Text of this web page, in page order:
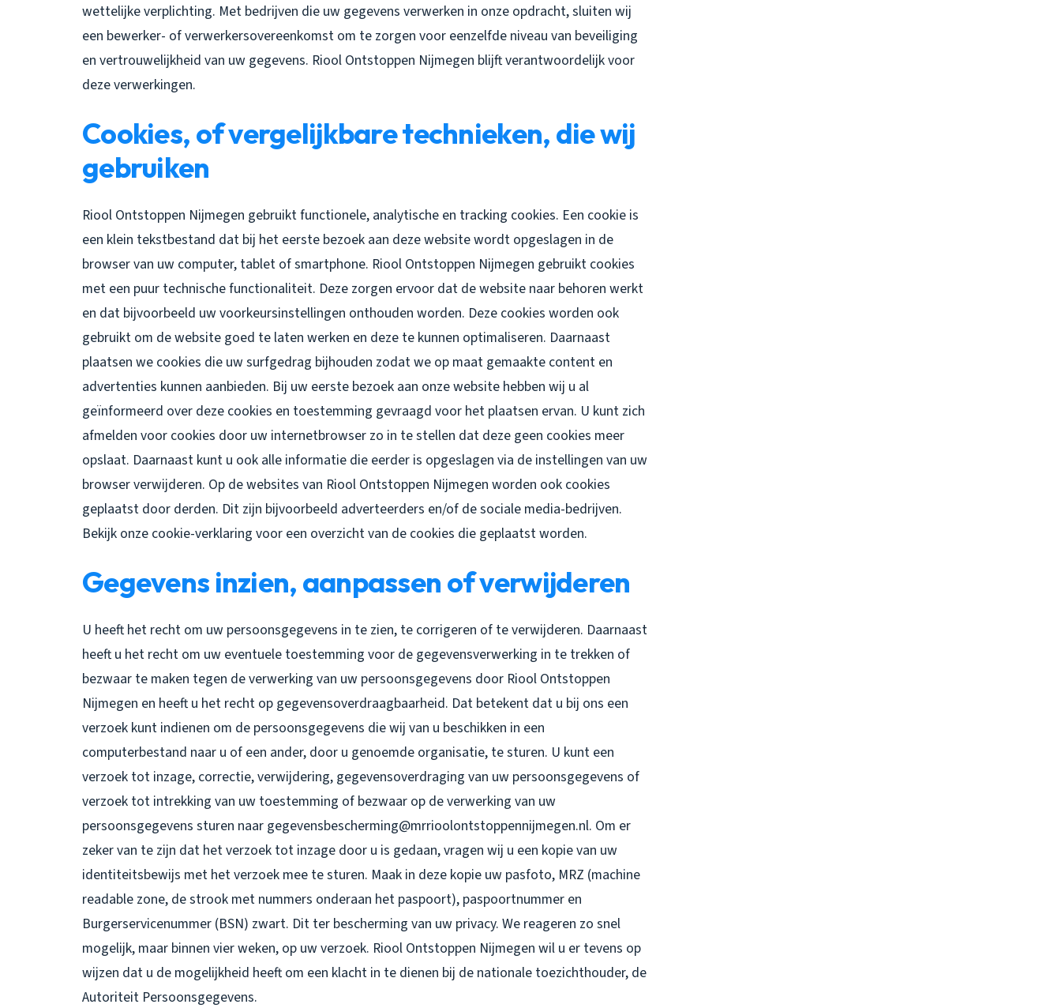
wettelijke verplichting. Met bedrijven die uw gegevens verwerken in onze opdracht, sluiten wij
een bewerker- of verwerkersovereenkomst om te zorgen voor eenzelfde niveau van beveiliging
en vertrouwelijkheid van uw gegevens. Riool Ontstoppen Nijmegen blijft verantwoordelijk voor
deze verwerkingen.
Cookies, of vergelijkbare technieken, die wij
gebruiken
Riool Ontstoppen Nijmegen gebruikt functionele, analytische en tracking cookies. Een cookie is
een klein tekstbestand dat bij het eerste bezoek aan deze website wordt opgeslagen in de
browser van uw computer, tablet of smartphone. Riool Ontstoppen Nijmegen gebruikt cookies
met een puur technische functionaliteit. Deze zorgen ervoor dat de website naar behoren werkt
en dat bijvoorbeeld uw voorkeursinstellingen onthouden worden. Deze cookies worden ook
gebruikt om de website goed te laten werken en deze te kunnen optimaliseren. Daarnaast
plaatsen we cookies die uw surfgedrag bijhouden zodat we op maat gemaakte content en
advertenties kunnen aanbieden. Bij uw eerste bezoek aan onze website hebben wij u al
geïnformeerd over deze cookies en toestemming gevraagd voor het plaatsen ervan. U kunt zich
afmelden voor cookies door uw internetbrowser zo in te stellen dat deze geen cookies meer
opslaat. Daarnaast kunt u ook alle informatie die eerder is opgeslagen via de instellingen van uw
browser verwijderen. Op de websites van Riool Ontstoppen Nijmegen worden ook cookies
geplaatst door derden. Dit zijn bijvoorbeeld adverteerders en/of de sociale media-bedrijven.
Bekijk onze cookie-verklaring voor een overzicht van de cookies die geplaatst worden.
Gegevens inzien, aanpassen of verwijderen
U heeft het recht om uw persoonsgegevens in te zien, te corrigeren of te verwijderen. Daarnaast
heeft u het recht om uw eventuele toestemming voor de gegevensverwerking in te trekken of
bezwaar te maken tegen de verwerking van uw persoonsgegevens door Riool Ontstoppen
Nijmegen en heeft u het recht op gegevensoverdraagbaarheid. Dat betekent dat u bij ons een
verzoek kunt indienen om de persoonsgegevens die wij van u beschikken in een
computerbestand naar u of een ander, door u genoemde organisatie, te sturen. U kunt een
verzoek tot inzage, correctie, verwijdering, gegevensoverdraging van uw persoonsgegevens of
verzoek tot intrekking van uw toestemming of bezwaar op de verwerking van uw
persoonsgegevens sturen naar gegevensbescherming@mrrioolontstoppennijmegen.nl. Om er
zeker van te zijn dat het verzoek tot inzage door u is gedaan, vragen wij u een kopie van uw
identiteitsbewijs met het verzoek mee te sturen. Maak in deze kopie uw pasfoto, MRZ (machine
readable zone, de strook met nummers onderaan het paspoort), paspoortnummer en
Burgerservicenummer (BSN) zwart. Dit ter bescherming van uw privacy. We reageren zo snel
mogelijk, maar binnen vier weken, op uw verzoek. Riool Ontstoppen Nijmegen wil u er tevens op
wijzen dat u de mogelijkheid heeft om een klacht in te dienen bij de nationale toezichthouder, de
Autoriteit Persoonsgegevens.